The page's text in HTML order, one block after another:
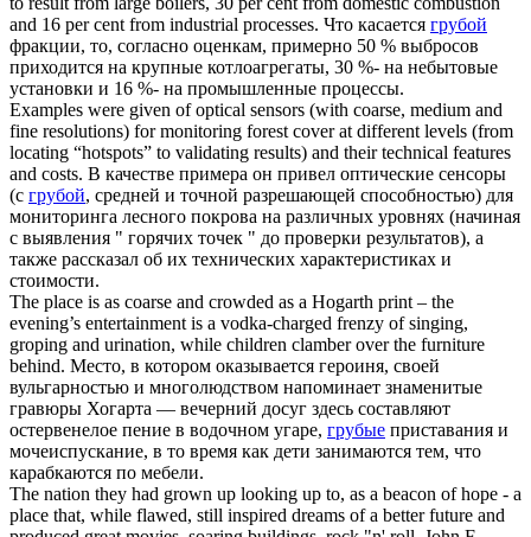
and 16 per cent from industrial processes. Что касается грубой
фракции, то, согласно оценкам, примерно 50 % выбросов
приходится на крупные котлоагрегаты, 30 %- на небытовые
установки и 16 %- на промышленные процессы.
Examples were given of optical sensors (with coarse, medium and
fine resolutions) for monitoring forest cover at different levels (from
locating “hotspots” to validating results) and their technical features
and costs. В качестве примера он привел оптические сенсоры
(с грубой, средней и точной разрешающей способностью) для
мониторинга лесного покрова на различных уровнях (начиная
с выявления " горячих точек " до проверки результатов), а
также рассказал об их технических характеристиках и
стоимости.
The place is as coarse and crowded as a Hogarth print – the
evening’s entertainment is a vodka-charged frenzy of singing,
groping and urination, while children clamber over the furniture
behind. Место, в котором оказывается героиня, своей
вульгарностью и многолюдством напоминает знаменитые
гравюры Хогарта — вечерний досуг здесь составляют
остервенелое пение в водочном угаре, грубые приставания и
мочеиспускание, в то время как дети занимаются тем, что
карабкаются по мебели.
The nation they had grown up looking up to, as a beacon of hope - a
place that, while flawed, still inspired dreams of a better future and